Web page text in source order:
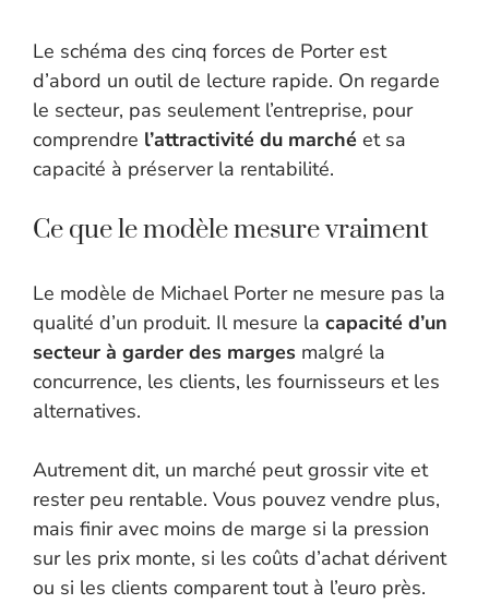
Le schéma des cinq forces de Porter est
d’abord un outil de lecture rapide. On regarde
le secteur, pas seulement l’entreprise, pour
comprendre l’attractivité du marché et sa
capacité à préserver la rentabilité.
Ce que le modèle mesure vraiment
Le modèle de Michael Porter ne mesure pas la
qualité d’un produit. Il mesure la capacité d’un
secteur à garder des marges malgré la
concurrence, les clients, les fournisseurs et les
alternatives.
Autrement dit, un marché peut grossir vite et
rester peu rentable. Vous pouvez vendre plus,
mais finir avec moins de marge si la pression
sur les prix monte, si les coûts d’achat dérivent
ou si les clients comparent tout à l’euro près.